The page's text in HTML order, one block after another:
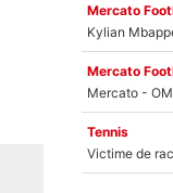
Mercato
Kylian
Mercato
Tennis